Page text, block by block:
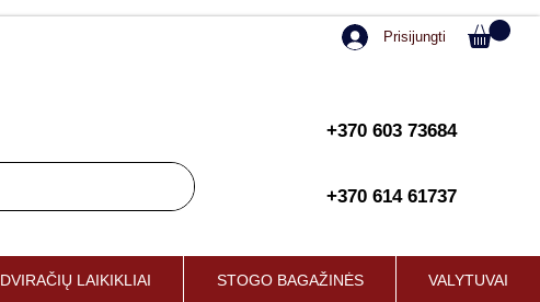
Prisijungti
+370 603 73684
+370 614 61737
DVIRAČIŲ LAIKIKLIAI STOGO BAGAŽINĖS VALYTUVAI